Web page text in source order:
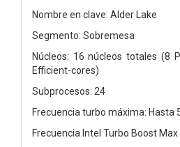
Nombre en clave: Alder Lake
Segmento: Sobremesa
Núcleos: 16 núcleos totales (8
Efficient-cores)
Subprocesos: 24
Frecuencia turbo máxima: Hasta
Frecuencia Intel Turbo Boost Max